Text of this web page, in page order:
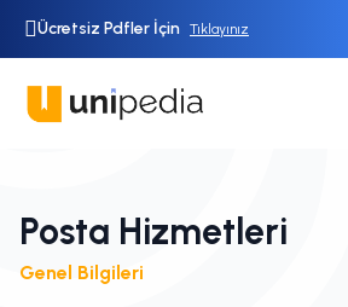
Ücretsiz Pdfler İçin Tıklayınız
Posta Hizmetleri
Genel Bilgileri